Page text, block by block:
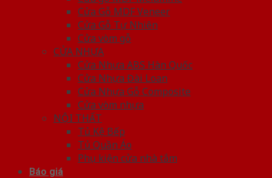
Cửa Gỗ MDF Veneer
Cửa Gỗ Tự Nhiên
Cửa vòm gỗ
CỬA NHỰA
Cửa Nhựa ABS Hàn Quốc
Cửa Nhựa Đài Loan
Cửa Nhựa Gỗ Composite
Cửa vòm nhựa
NỘI THẤT
Tủ Kệ Bếp
Tủ Quần Áo
Phụ kiện cửa nhà tắm
Báo giá